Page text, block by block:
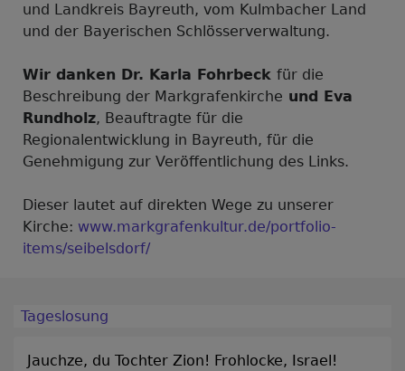
und Landkreis Bayreuth, vom Kulmbacher Land
und der Bayerischen Schlösserverwaltung.
Wir danken Dr. Karla Fohrbeck für die
Beschreibung der Markgrafenkirche und Eva
Rundholz, Beauftragte für die
Regionalentwicklung in Bayreuth, für die
Genehmigung zur Veröffentlichung des Links.
Dieser lautet auf direkten Wege zu unserer
Kirche: www.markgrafenkultur.de/portfolio-
items/seibelsdorf/
Tageslosung
Jauchze, du Tochter Zion! Frohlocke, Israel!